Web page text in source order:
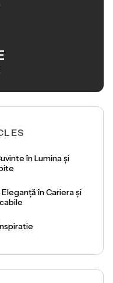
în Lumina și
în Cariera și